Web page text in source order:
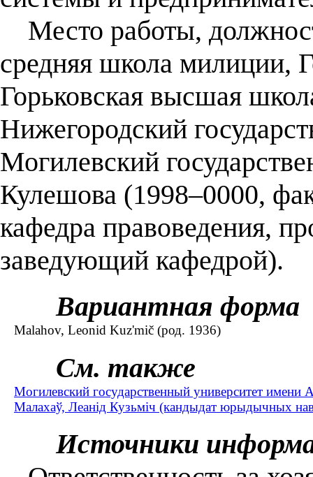
Место работы,
средняя школа милиции,
Горьковская высшая
Нижегородский
Могилевский
Кулешова (1998–0000,
кафедра правоведения,
заведующий кафедрой).
Вариантная форма
Malahov, Leonid Kuz'mič (род. 1936)
См. также
Могилевский государственный университет
Малахаў, Леанід Кузьміч (кандыдат юрыдычных
Источники